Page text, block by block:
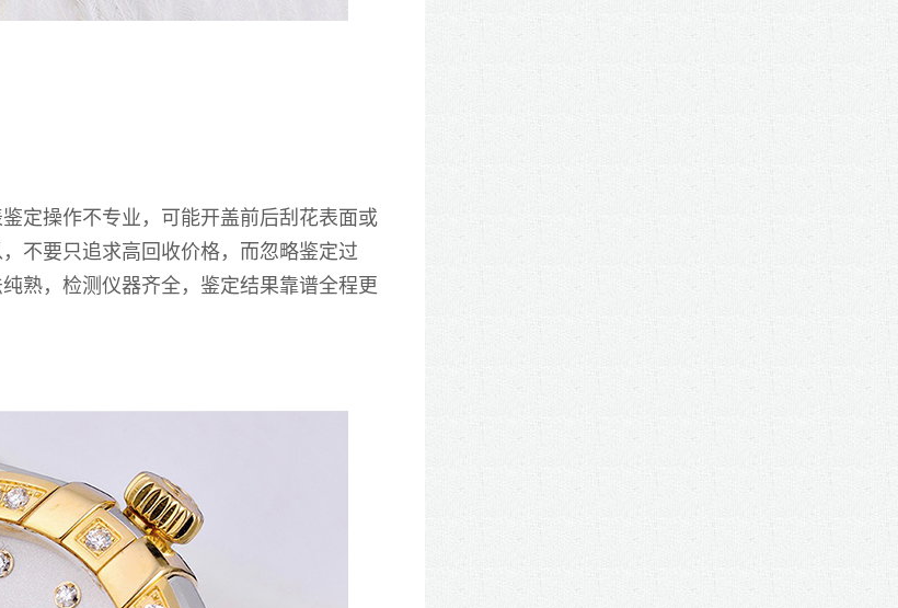
定操作不专业，可能开盖前后刮花表面或
不要只追求高回收价格，而忽略鉴定过
熟，检测仪器齐全，鉴定结果靠谱全程更